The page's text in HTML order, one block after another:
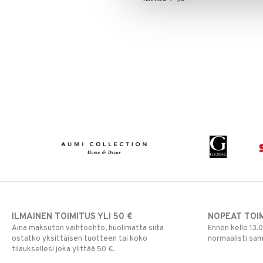
ILMAINEN TOIMITUS YLI 50 €
Aina maksuton vaihtoehto, huolimatta siitä
ostatko yksittäisen tuotteen tai koko
tilauksellesi joka ylittää 50 €.
NOPEAT
Ennen kello
normaalisti